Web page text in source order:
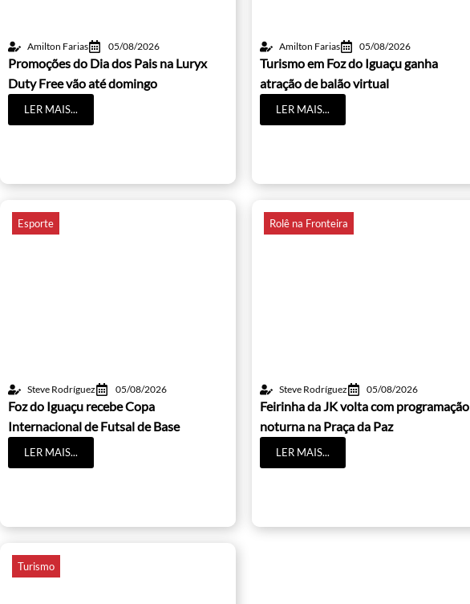
Amilton Farias 05/08/2026
Promoções do Dia dos Pais na Luryx
Duty Free vão até domingo
LER MAIS...
Amilton Farias 05/08/2026
Turismo em Foz do Iguaçu ganha
atração de balão virtual
LER MAIS...
Esporte
Steve Rodríguez 05/08/2026
Foz do Iguaçu recebe Copa
Internacional de Futsal de Base
LER MAIS...
Rolê na Fronteira
Steve Rodríguez 05/08/2026
Feirinha da JK volta com programação
noturna na Praça da Paz
LER MAIS...
Turismo